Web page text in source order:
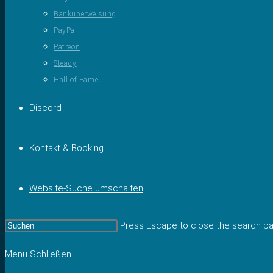
Banküberweisung
PayPal
Patreon
Steady
Hall of Fame
Discord
Kontakt & Booking
Website-Suche umschalten
Press Escape to close the search
Menü Schließen